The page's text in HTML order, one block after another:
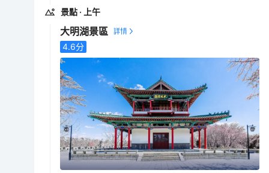
景點 · 上午
大明湖景區
4.6分